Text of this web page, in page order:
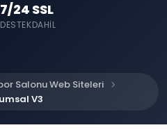
7/24
DESTEK
SSL
DAHIL
Salonu Web Siteleri chevron_right
V3